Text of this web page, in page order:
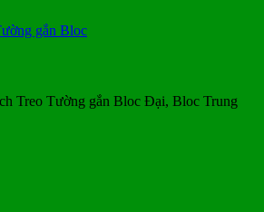
Treo Tường gắn Bloc Đại, Bloc Trung